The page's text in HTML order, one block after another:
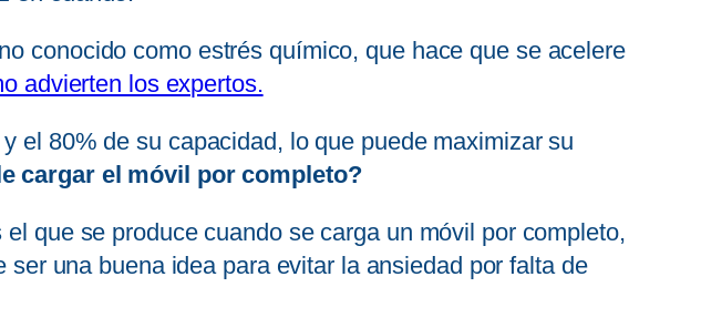
conocido como estrés químico, que hace que se acelere
advierten los expertos.
el 80% de su capacidad, lo que puede maximizar su
cargar el móvil por completo?
que se produce cuando se carga un móvil por completo,
ser una buena idea para evitar la ansiedad por falta de